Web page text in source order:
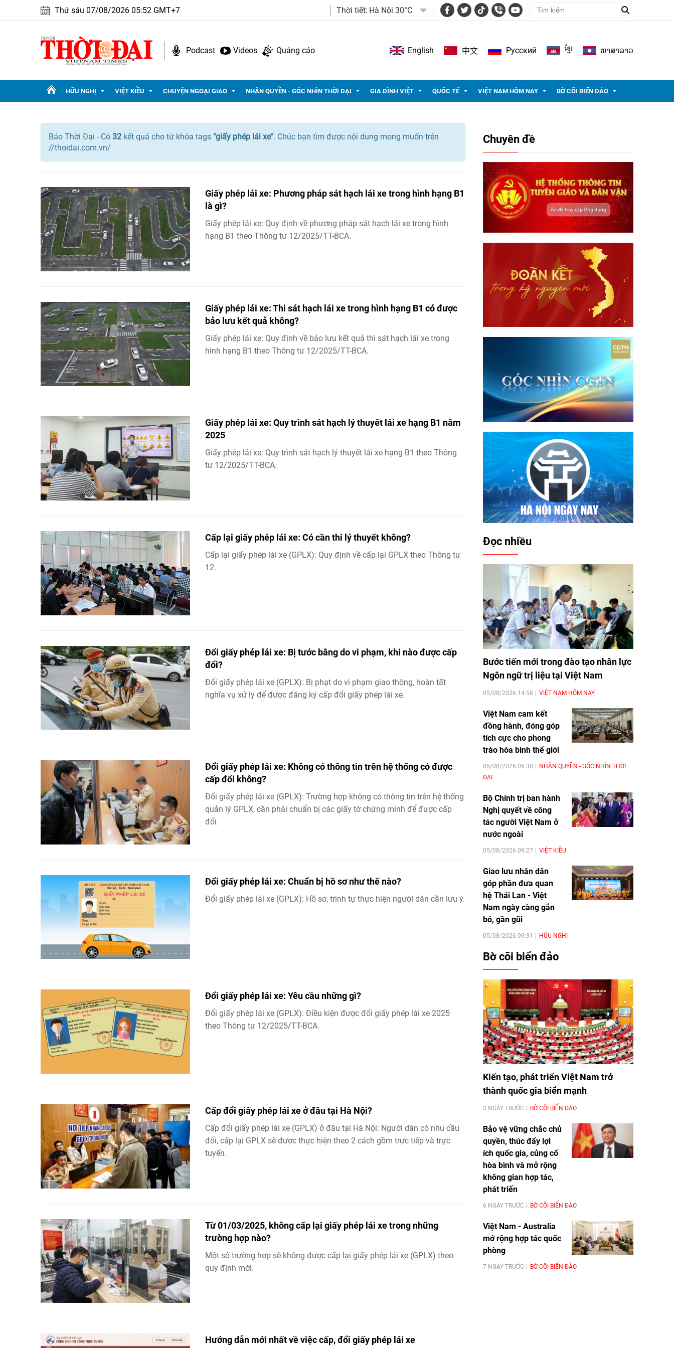
Thứ sáu 07/08/2026 05:52 GMT+7 Thời tiết: Hà Nội 30°C
Podcast Videos Quảng cáo English 中文 Pусский ខ្មែរ ພາ​ສາ​ລາວ
HỮU NGHỊ VIỆT KIỀU CHUYỆN NGOẠI GIAO NHÂN QUYỀN - GÓC NHÌN THỜI ĐẠI GIA ĐÌNH VIỆT QUỐC TẾ VIỆT NAM HÔM NAY BỜ CÕI BIỂN ĐẢO
Báo Thời Đại - Có 32 kết quả cho từ khóa tags "giấy phép lái xe". Chúc bạn tìm được nội dung mong muốn trên
//thoidai.com.vn/
Giấy phép lái xe: Phương pháp sát hạch lái xe trong hình hạng B1
là gì?
Giấy phép lái xe: Quy định về phương pháp sát hạch lái xe trong hình
hạng B1 theo Thông tư 12/2025/TT-BCA.
Giấy phép lái xe: Thi sát hạch lái xe trong hình hạng B1 có được
bảo lưu kết quả không?
Giấy phép lái xe: Quy định về bảo lưu kết quả thi sát hạch lái xe trong
hình hạng B1 theo Thông tư 12/2025/TT-BCA.
Giấy phép lái xe: Quy trình sát hạch lý thuyết lái xe hạng B1 năm
2025
Giấy phép lái xe: Quy trình sát hạch lý thuyết lái xe hạng B1 theo Thông
tư 12/2025/TT-BCA.
Cấp lại giấy phép lái xe: Có cần thi lý thuyết không?
Cấp lại giấy phép lái xe (GPLX): Quy định về cấp lại GPLX theo Thông tư
12.
Đổi giấy phép lái xe: Bị tước bằng do vi phạm, khi nào được cấp
đổi?
Đổi giấy phép lái xe (GPLX): Bị phạt do vi phạm giao thông, hoàn tất
nghĩa vụ xử lý để được đăng ký cấp đổi giấy phép lái xe.
Đổi giấy phép lái xe: Không có thông tin trên hệ thống có được
cấp đổi không?
Đổi giấy phép lái xe (GPLX): Trường hợp không có thông tin trên hệ thống
quản lý GPLX, cần phải chuẩn bị các giấy tờ chứng minh để được cấp
đổi.
Đổi giấy phép lái xe: Chuẩn bị hồ sơ như thế nào?
Đổi giấy phép lái xe (GPLX): Hồ sơ, trình tự thực hiện người dân cần lưu ý.
Đổi giấy phép lái xe: Yêu cầu những gì?
Đổi giấy phép lái xe (GPLX): Điều kiện được đổi giấy phép lái xe 2025
theo Thông tư 12/2025/TT-BCA.
Cấp đổi giấy phép lái xe ở đâu tại Hà Nội?
Cấp đổi giấy phép lái xe (GPLX) ở đâu tại Hà Nội: Người dân có nhu cầu
đổi, cấp lại GPLX sẽ được thực hiện theo 2 cách gồm trực tiếp và trực
tuyến.
Từ 01/03/2025, không cấp lại giấy phép lái xe trong những
trường hợp nào?
Một số trường hợp sẽ không được cấp lại giấy phép lái xe (GPLX) theo
quy định mới.
Hướng dẫn mới nhất về việc cấp, đổi giấy phép lái xe
Chuyên đề
Đọc nhiều
Bước tiến mới trong đào tạo nhân lực
Ngôn ngữ trị liệu tại Việt Nam
05/08/2026 14:58 VIỆT NAM HÔM NAY
Việt Nam cam kết
đồng hành, đóng góp
tích cực cho phong
trào hòa bình thế giới
05/08/2026 09:30
NHÂN QUYỀN - GÓC NHÌN THỜI
ĐẠI
Bộ Chính trị ban hành
Nghị quyết về công
tác người Việt Nam ở
nước ngoài
05/08/2026 09:27 VIỆT KIỀU
Giao lưu nhân dân
góp phần đưa quan
hệ Thái Lan - Việt
Nam ngày càng gắn
bó, gần gũi
05/08/2026 09:31 HỮU NGHỊ
Bờ cõi biển đảo
Kiến tạo, phát triển Việt Nam trở
thành quốc gia biển mạnh
3 NGÀY TRƯỚC BỜ CÕI BIỂN ĐẢO
Bảo vệ vững chắc chủ
quyền, thúc đẩy lợi
ích quốc gia, củng cố
hòa bình và mở rộng
không gian hợp tác,
phát triển
6 NGÀY TRƯỚC BỜ CÕI BIỂN ĐẢO
Việt Nam - Australia
mở rộng hợp tác quốc
phòng
7 NGÀY TRƯỚC BỜ CÕI BIỂN ĐẢO